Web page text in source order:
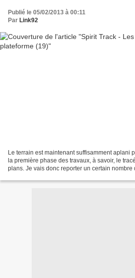
Publié le 05/02/2013 à 00:11
Par Link92
Le terrain est maintenant suffisamment aplani
la première phase des travaux, à savoir, le
plans. Je vais donc reporter un certain nombre